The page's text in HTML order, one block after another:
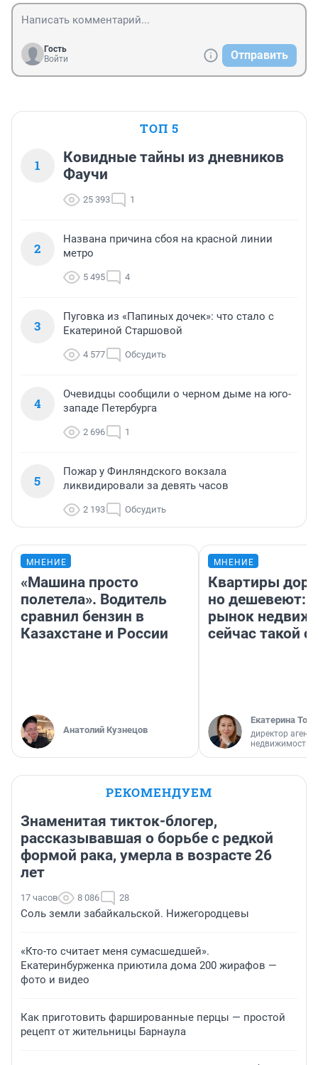
Гость
Войти
Отправить
ТОП 5
1
Ковидные тайны из дневников
Фаучи
25 393 1
2
Названа причина сбоя на красной линии
метро
5 495 4
3
Пуговка из «Папиных дочек»: что стало с
Екатериной Старшовой
4 577 Обсудить
4
Очевидцы сообщили о черном дыме на юго-
западе Петербурга
2 696 1
5
Пожар у Финляндского вокзала
ликвидировали за девять часов
2 193 Обсудить
МНЕНИЕ
«Машина просто
полетела». Водитель
сравнил бензин в
Казахстане и России
Анатолий Кузнецов
МНЕНИЕ
Квартиры
но дешевеют:
рынок
сейчас такой
Екатерина
директор
недвижимости
РЕКОМЕНДУЕМ
Знаменитая тикток-блогер,
рассказывавшая о борьбе с редкой
формой рака, умерла в возрасте 26
лет
17 часов 8 086 28
Соль земли забайкальской. Нижегородцевы
«Кто-то считает меня сумасшедшей».
Екатеринбурженка приютила дома 200 жирафов —
фото и видео
Как приготовить фаршированные перцы — простой
рецепт от жительницы Барнаула